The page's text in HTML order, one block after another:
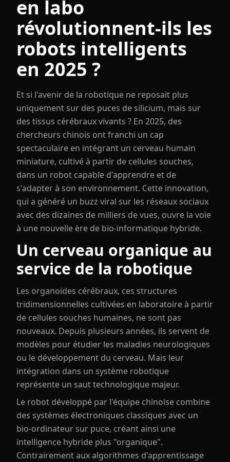
en labo
révolutionnent-ils les
robots intelligents
en 2025 ?
Et si l'avenir de la robotique ne reposait plus
uniquement sur des puces de silicium, mais sur
des tissus cérébraux vivants ? En 2025, des
chercheurs chinois ont franchi un cap
spectaculaire en intégrant un cerveau humain
miniature, cultivé à partir de cellules souches,
dans un robot capable d'apprendre et de
s'adapter à son environnement. Cette innovation,
qui a généré un buzz viral sur les réseaux sociaux
avec des dizaines de milliers de vues, ouvre la voie
à une nouvelle ère de bio-informatique hybride.
Un cerveau organique au
service de la robotique
Les organoïdes cérébraux, ces structures
tridimensionnelles cultivées en laboratoire à partir
de cellules souches humaines, ne sont pas
nouveaux. Depuis plusieurs années, ils servent de
modèles pour étudier les maladies neurologiques
ou le développement du cerveau. Mais leur
intégration dans un système robotique
représente un saut technologique majeur.
Le robot développé par l'équipe chinoise combine
des systèmes électroniques classiques avec un
bio-ordinateur sur puce, créant ainsi une
intelligence hybride plus "organique".
Contrairement aux algorithmes d'apprentissage